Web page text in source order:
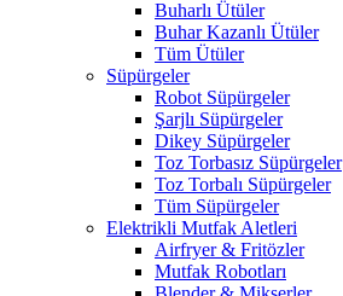
Buharlı Ütüler
Buhar Kazanlı Ütüler
Tüm Ütüler
Süpürgeler
Robot Süpürgeler
Şarjlı Süpürgeler
Dikey Süpürgeler
Toz Torbasız Süpürgeler
Toz Torbalı Süpürgeler
Tüm Süpürgeler
Elektrikli Mutfak Aletleri
Airfryer & Fritözler
Mutfak Robotları